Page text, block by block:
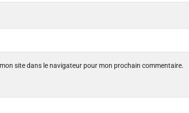
site dans le navigateur pour mon prochain commentaire.